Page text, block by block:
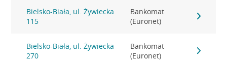
Bielsko-Biała, ul. Żywiecka
115
Bankomat
(Euronet)
Bielsko-Biała, ul. Żywiecka
270
Bankomat
(Euronet)